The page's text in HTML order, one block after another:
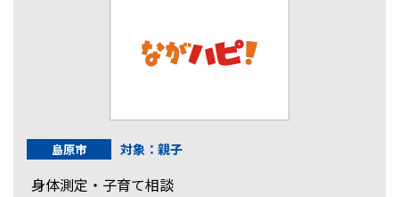
島原市 対象：親子
身体測定・子育て相談